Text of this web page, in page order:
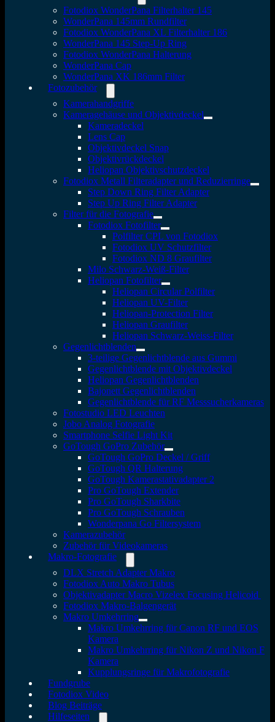
Fotodiox WonderPana Filterhalter 145
WonderPana 145mm Rundfilter
Fotodiox WonderPana XL Filterhalter 186
WonderPana 145 Step-Up Ring
Fotodiox WonderPana Halterung
WonderPana Cap
WonderPana XK 186mm Filter
Fotozubehör
Kamerahandgriffe
Kameragehäuse und Objektivdeckel
Kameradeckel
Lens Cap
Objektivdeckel Snap
Objektivrückdeckel
Heliopan Objektivschutzdeckel
Fotodiox Metall Filteradapter und Reduzierringe
Step Down Ring Filter Adapter
Step Up Ring Filter Adapter
Filter für die Fotografie
Fotodiox Fotofilter
Polfilter CPL von Fotodiox
Fotodiox UV Schutzfilter
Fotodiox ND 8 Graufilter
Milo Schwarz-Weiß-Filter
Heliopan Fotofilter
Heliopan Circular Polfilter
Heliopan UV-Filter
Heliopan-Protection Filter
Heliopan Graufilter
Heliopan Schwarz-Weiss-Filter
Gegenlichtblenden
3-teilige Gegenlichtblende aus Gummi
Gegenlichtblende mit Objektivdeckel
Heliopan Gegenlichtblenden
Bajonett Gegenlichtblenden
Gegenlichtblende für RF Messsucherkameras
Fotostudio LED Leuchten
Jobo Analog Fotografie
Smartphone Selfie Light Kit
GoTough GoPro Zubehör
GoTough GoPro Deckel / Griff
GoTough QR Halterung
GoTough Kamerastativadapter 2
Pro GoTough Extender
Pro GoTough Sharkbite
Pro GoTough Schrauben
Wonderpana Go Filtersystem
Kamerazubehör
Zubehör für Videokameras
Makro-Fotografie
DLX Stretch Adapter Makro
Fotodiox Auto Makro Tubus
Objektivadapter Macro Vizelex Focusing Helicoid
Fotodiox Makro-Balgengerät
Makro Umkehrring
Makro Umkehrring für Canon RF und EOS
Kamera
Makro Umkehrring für Nikon Z und Nikon F
Kamera
Kupplungsringe für Makrofotografie
Fundgrube
Fotodiox Video
Blog Beiträge
Hilfeseiten